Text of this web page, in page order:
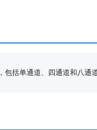
括单通道、四通道和八通